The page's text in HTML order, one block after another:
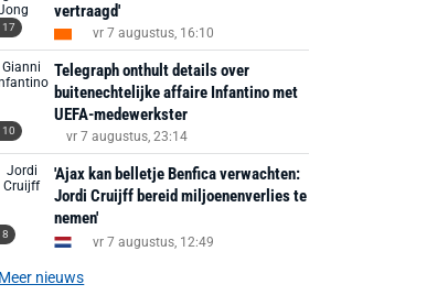
17
vertraagd'
vr 7 augustus, 16:10
10
Telegraph onthult details over
buitenechtelijke affaire Infantino met
UEFA-medewerkster
vr 7 augustus, 23:14
8
'Ajax kan belletje Benfica verwachten:
Jordi Cruijff bereid miljoenenverlies te
nemen'
vr 7 augustus, 12:49
Meer nieuws